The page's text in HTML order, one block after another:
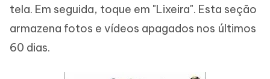
tela. Em seguida, toque em "Lixeira". Esta seção
armazena fotos e vídeos apagados nos últimos
60 dias.